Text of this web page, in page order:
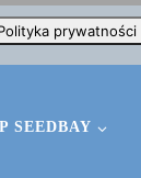
SEEDBAY
prywatności